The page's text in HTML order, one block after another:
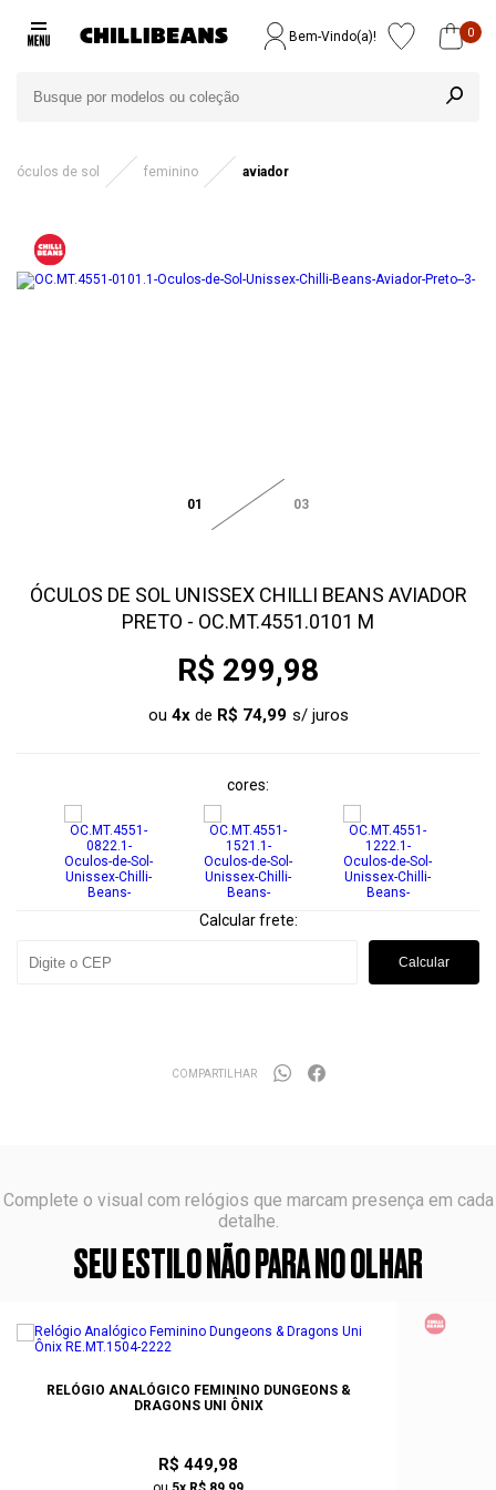
Bem-Vindo(a)! 0
óculos de sol feminino aviador
01 03
ÓCULOS DE SOL UNISSEX CHILLI BEANS AVIADOR
PRETO - OC.MT.4551.0101 M
R$ 299,98
ou 4xde R$ 74,99
cores
Calcular frete:
Calcular
COMPARTILHAR
Complete o visual com relógios que marcam presença em cada
detalhe.
SEU ESTILO NÃO PARA NO OLHAR
RELÓGIO ANALÓGICO FEMININO DUNGEONS &
DRAGONS UNI ÔNIX
R$ 449,98